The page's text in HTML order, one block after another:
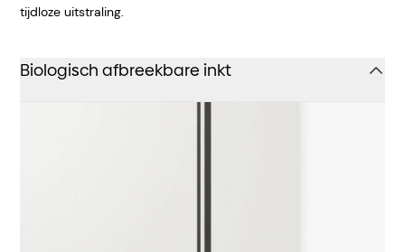
tijdloze uitstraling.
Biologisch afbreekbare inkt